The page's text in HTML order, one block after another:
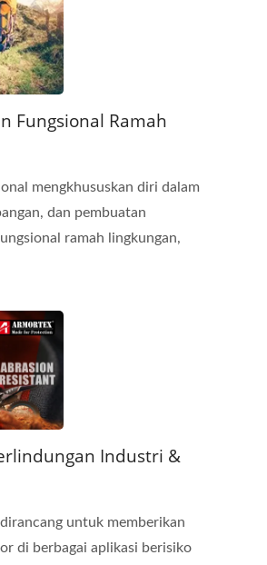
Fungsional Ramah
mengkhususkan diri dalam
dan pembuatan
ramah lingkungan,
Industri &
untuk memberikan
di berbagai aplikasi berisiko